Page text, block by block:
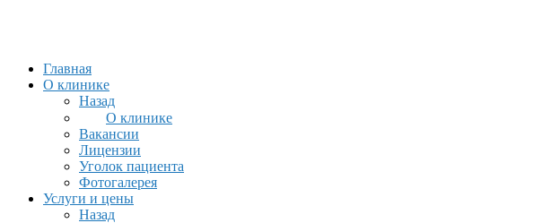
Главная
О клинике
Назад
О клинике
Вакансии
Лицензии
Уголок пациента
Фотогалерея
Услуги и цены
Назад